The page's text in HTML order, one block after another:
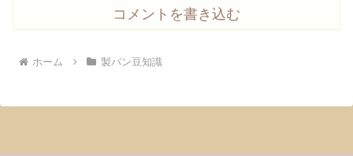
コメントを書き込む
ホーム 製パン豆知識